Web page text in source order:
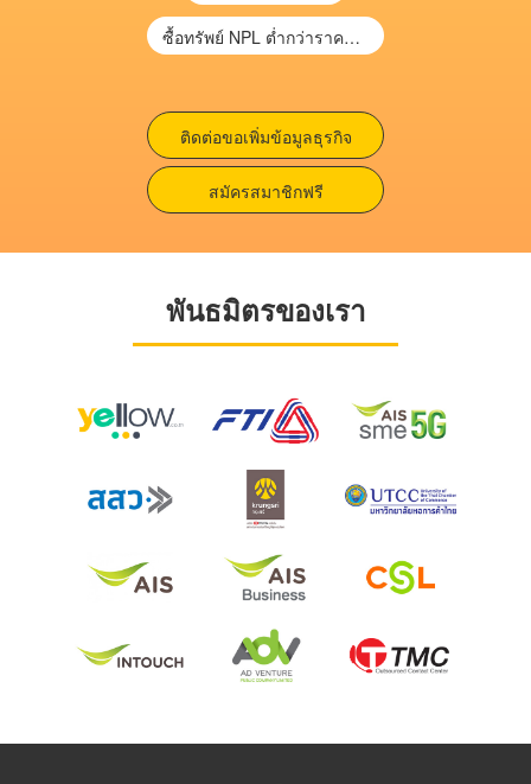
ซื้อทรัพย์ NPL ต่ำกว่าราคาตลาด 30-70% แบบไม่ต้องไปประมูล”
ติดต่อขอเพิ่มข้อมูลธุรกิจ
สมัครสมาชิกฟรี
พันธมิตรของเรา